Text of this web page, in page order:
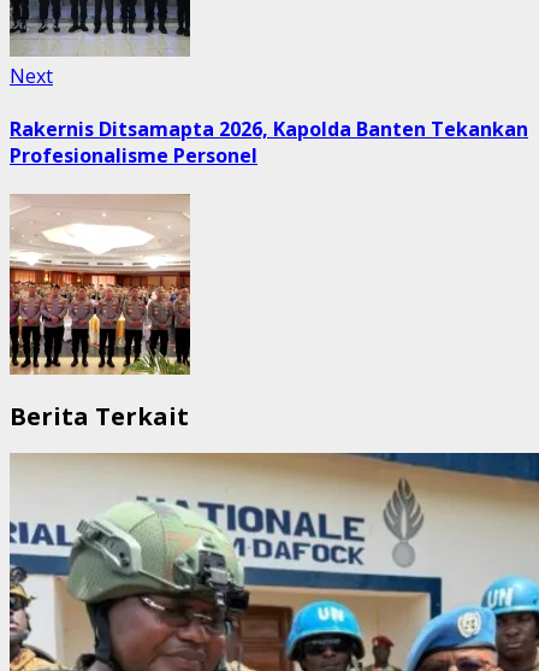
NextNext
Rakernis Ditsamapta 2026, Kapolda Banten Tekankan
Profesionalisme Personel
Berita Terkait